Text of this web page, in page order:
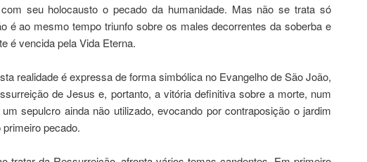
seu holocausto o pecado da humanidade. Mas não se trata só
é ao mesmo tempo triunfo sobre os males decorrentes da soberba e
é vencida pela Vida Eterna.
realidade é expressa de forma simbólica no Evangelho de São João,
de Jesus e, portanto, a vitória definitiva sobre a morte, num
sepulcro ainda não utilizado, evocando por contraposição o jardim
pecado.